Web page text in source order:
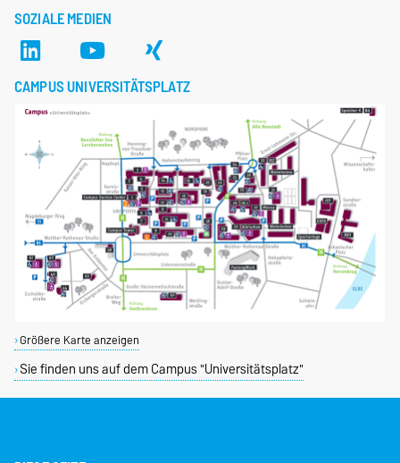
SOZIALE MEDIEN
CAMPUS UNIVERSITÄTSPLATZ
Größere Karte anzeigen
Sie finden uns auf dem Campus "Universitätsplatz"